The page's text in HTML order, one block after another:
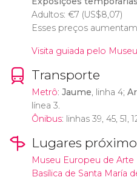
Adultos: €7 (US$8,07)
Esses preços
Visita guiada pelo
Transporte
Metrô: Jaume, linha 4;
línea 3.
Ônibus: linhas 39, 45, 51,
Lugares
Museu Europeu de Arte
Basílica de Santa María